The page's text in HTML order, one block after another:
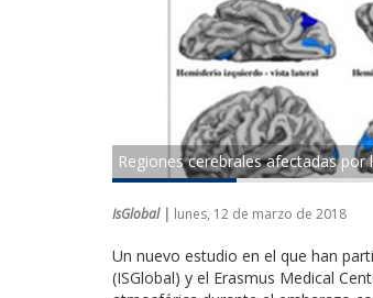
Regiones cerebrales afectadas
IsGlobal | lunes, 12 de marzo de 2018
Un nuevo estudio en el que han
(ISGlobal) y el Erasmus Medical